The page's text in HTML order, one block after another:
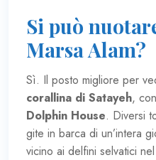
Si può
Marsa Alam?
Sì. Il posto migliore per
corallina di Satayeh,
Dolphin House. Diversi
gite in barca di un’intera
vicino ai delfini selvatici